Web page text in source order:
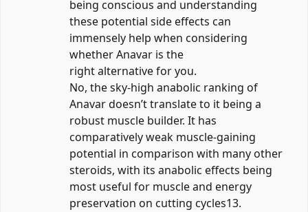
being conscious and understanding
these potential side effects can
immensely help when considering
whether Anavar is the
right alternative for you.
No, the sky-high anabolic ranking of
Anavar doesn’t translate to it being a
robust muscle builder. It has
comparatively weak muscle-gaining
potential in comparison with many other
steroids, with its anabolic effects being
most useful for muscle and energy
preservation on cutting cycles13.